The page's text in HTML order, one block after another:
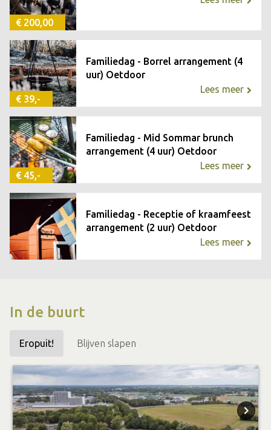
te ontspannen, maar ook om even lekker te werken
achter je laptop of te lezen met uitzicht op het groen. De
sfeer is rustig, inspirerend en helemaal hygge.
Wat maakt onze koffiebar zo bijzonder?
De sfeer. Terwijl je neerstrijkt met je koffie of lunch, hoor
je op de achtergrond het leven op de camping; vogels,
spelende kinderen en een knisperend vuurtje. Buiten is er
een terras met fijne zitjes en een nieuwe speeltuin.
Binnen heerst warmte, licht en eenvoud.
€ 200,00
€ 39,-
Familiedag - Borrel arrangement (4
uur) Oetdoor
Lees meer
€ 45,-
Familiedag - Mid Sommar brunch
arrangement (4 uur) Oetdoor
Lees meer
Familiedag - Receptie of kraamfeest
arrangement (2 uur) Oetdoor
Lees meer
In de buurt
Eropuit! Blijven slapen